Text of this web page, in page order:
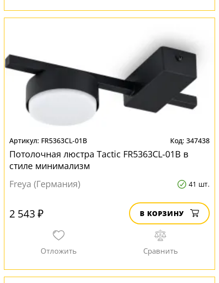
FR5363CL-01B 347438
Потолочная люстра Tactic FR5363CL-01B в
стиле минимализм
Freya (Германия)
41 шт.
2 543 ₽ В КОРЗИНУ